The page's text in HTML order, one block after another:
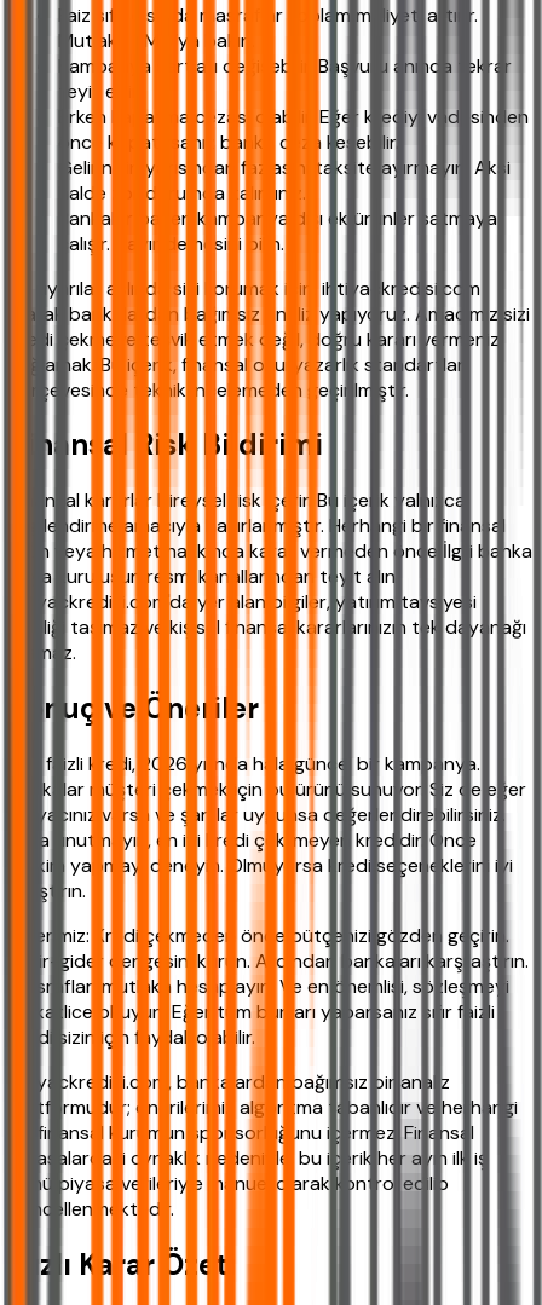
Faiz sıfır olsa da masraflar toplam maliyeti artırır.
Mutlaka YMO’ya bakın.
Kampanya şartları değişebilir. Başvuru anında tekrar
teyit edin.
Erken kapatma cezası olabilir. Eğer krediyi vadesinden
önce kapatırsanız banka ceza kesebilir.
Gelirinizin yarısından fazlasını taksite ayırmayın. Aksi
halde zor durumda kalırsınız.
Bankalar bazen kampanya dışı ek ürünler satmaya
çalışır. Hayır demesini bilin.
Bu uyarılar aslında sizi korumak için. ihtiyackredisi.com
olarak bankalardan bağımsız analiz yapıyoruz. Amacımız sizi
kredi çekmeye teşvik etmek değil, doğru kararı vermenizi
sağlamak. Bu içerik, finansal okuryazarlık standartları
çerçevesinde teknik incelemeden geçirilmiştir.
Finansal Risk Bildirimi
Finansal kararlar bireysel risk içerir. Bu içerik yalnızca
bilgilendirme amacıyla hazırlanmıştır. Herhangi bir finansal
ürün veya hizmet hakkında karar vermeden önce İlgili banka
veya kuruluşun resmi kanallarından teyit alın.
ihtiyackredisi.com'da yer alan bilgiler, yatırım tavsiyesi
niteliği taşımaz ve kişisel finansal kararlarınızın tek dayanağı
olamaz.
Sonuç ve Öneriler
Sıfır faizli kredi, 2026 yılında hala güncel bir kampanya.
Bankalar müşteri çekmek için bu ürünü sunuyor. Siz de eğer
ihtiyacınız varsa ve şartlar uygunsa değerlendirebilirsiniz.
Ama unutmayın, en iyi kredi çekilmeyen kredidir. Önce
birikim yapmayı deneyin. Olmuyorsa kredi seçeneklerini iyi
araştırın.
Önerimiz: Kredi çekmeden önce bütçenizi gözden geçirin.
Gelir-gider dengesini kurun. Ardından bankaları karşılaştırın.
Masrafları mutlaka hesaplayın. Ve en önemlisi, sözleşmeyi
dikkatlice okuyun. Eğer tüm bunları yaparsanız sıfır faizli
kredi sizin için faydalı olabilir.
ihtiyackredisi.com, bankalardan bağımsız bir analiz
platformudur; önerilerimiz algoritma tabanlıdır ve herhangi
bir finansal kurumun sponsorluğunu içermez. Finansal
piyasalardaki oynaklık nedeniyle, bu içerik her ayın ilk iş
günü piyasa verileriyle manuel olarak kontrol edilip
güncellenmektedir.
Hızlı Karar Özeti